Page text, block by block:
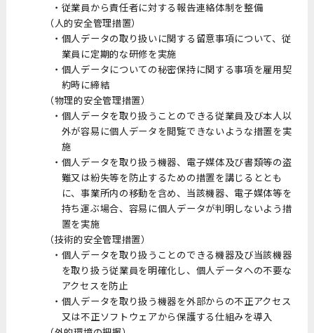
従業員から責任者に対する報告連絡体制を整備
（人的安全管理措置）
個人データの取り扱いに関する留意事項について、従
業員に定期的な研修を実施
個人データについての秘密保持に関する事項を雇用契
約時に締結
（物理的安全管理措置）
個人データを取り扱うことのできる従業員及び本人以
外が容易に個人データを閲覧できないような措置を実
施
個人データを取り扱う機器、電子媒体及び書類等の盗
難又は紛失等を防止するための措置を講じるととも
に、事業所内の移動を含め、当該機器、電子媒体等を
持ち運ぶ場合、容易に個人データが判明しないよう措
置を実施
（技術的安全管理措置）
個人データを取り扱うことのできる機器及び当該機器
を取り扱う従業員を明確化し、個人データヘの不要な
アクセスを防止
個人データを取り扱う機器を外部からの不正アクセス
又は不正ソフトウェアから保護する仕組みを導入